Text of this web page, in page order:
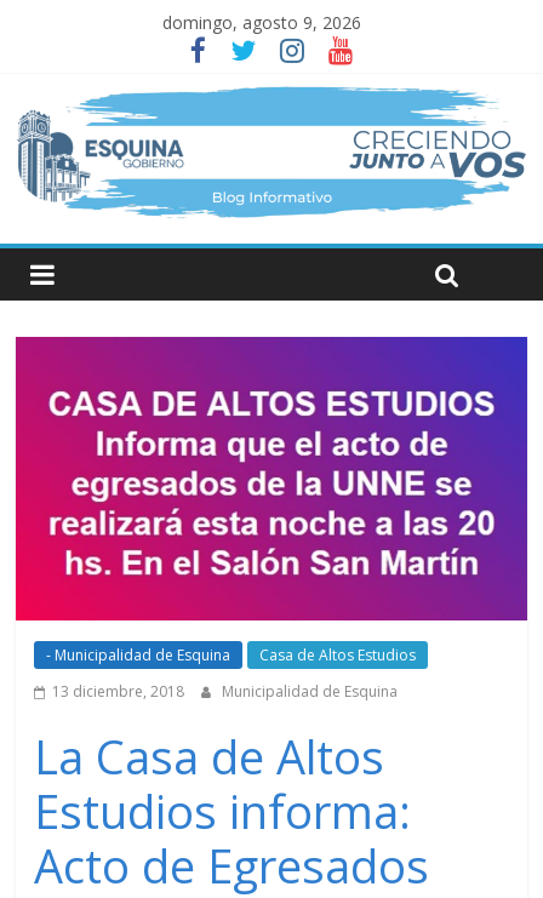
domingo, agosto 9, 2026
- Municipalidad de Esquina
Casa de Altos Estudios
13 diciembre, 2018
Municipalidad de Esquina
La Casa de Altos
Estudios informa:
Acto de Egresados